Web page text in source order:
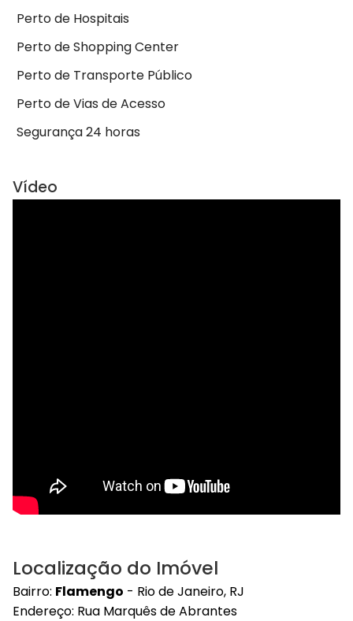
Perto de Hospitais
Perto de Shopping Center
Perto de Transporte Público
Perto de Vias de Acesso
Segurança 24 horas
Vídeo
Localização do Imóvel
Bairro: Flamengo - Rio de Janeiro, RJ
Endereço: Rua Marquês de Abrantes